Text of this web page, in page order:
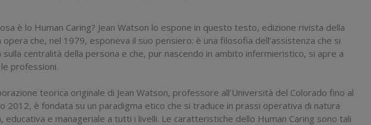
è lo Human Caring? Jean Watson lo espone in questo testo, edizione rivista della
opera che, nel 1979, esponeva il suo pensiero: è una filosofia dell’assistenza che si
sulla centralità della persona e che, pur nascendo in ambito infermieristico, si apre a
professioni.
teorica originale di Jean Watson, professore all’Università del Colorado fino al
2012, è fondata su un paradigma etico che si traduce in prassi operativa di natura
educativa e manageriale a tutti i livelli. Le caratteristiche dello Human Caring sono tali